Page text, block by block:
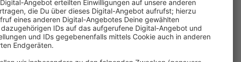
Hunderte Schüler aus dem Bergischen beteiligen sich
Anzeige